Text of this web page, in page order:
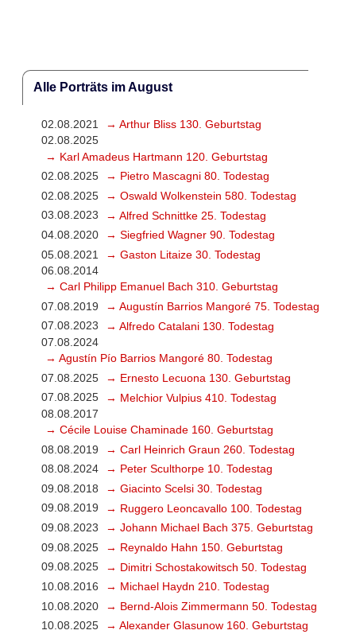
Alle Porträts im August
02.08.2021
→ Arthur Bliss 130. Geburtstag
02.08.2025
→ Karl Amadeus Hartmann 120. Geburtstag
02.08.2025
→ Pietro Mascagni 80. Todestag
02.08.2025
→ Oswald Wolkenstein 580. Todestag
03.08.2023
→ Alfred Schnittke 25. Todestag
04.08.2020
→ Siegfried Wagner 90. Todestag
05.08.2021
→ Gaston Litaize 30. Todestag
06.08.2014
→ Carl Philipp Emanuel Bach 310. Geburtstag
07.08.2019
→ Augustín Barrios Mangoré 75. Todestag
07.08.2023
→ Alfredo Catalani 130. Todestag
07.08.2024
→ Agustín Pío Barrios Mangoré 80. Todestag
07.08.2025
→ Ernesto Lecuona 130. Geburtstag
07.08.2025
→ Melchior Vulpius 410. Todestag
08.08.2017
→ Cécile Louise Chaminade 160. Geburtstag
08.08.2019
→ Carl Heinrich Graun 260. Todestag
08.08.2024
→ Peter Sculthorpe 10. Todestag
09.08.2018
→ Giacinto Scelsi 30. Todestag
09.08.2019
→ Ruggero Leoncavallo 100. Todestag
09.08.2023
→ Johann Michael Bach 375. Geburtstag
09.08.2025
→ Reynaldo Hahn 150. Geburtstag
09.08.2025
→ Dimitri Schostakowitsch 50. Todestag
10.08.2016
→ Michael Haydn 210. Todestag
10.08.2020
→ Bernd-Alois Zimmermann 50. Todestag
10.08.2025
→ Alexander Glasunow 160. Geburtstag